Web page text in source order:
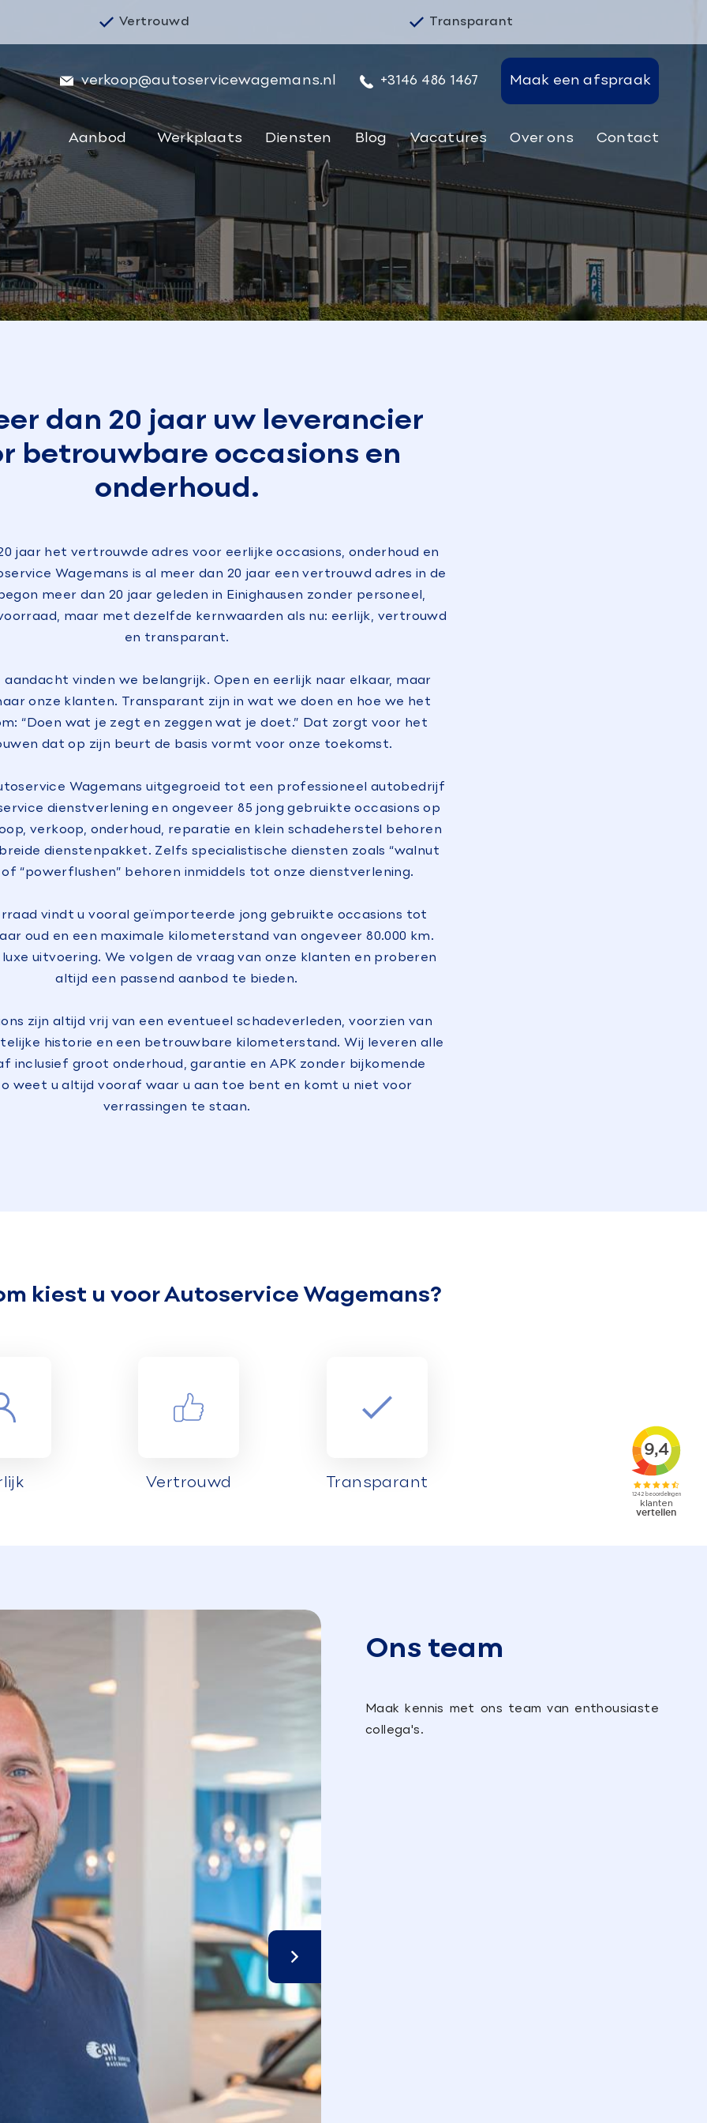
Vertrouwd Transparant
verkoop@autoservicewagemans.nl +3146 486 1467 Maak een afspraak
Aanbod Werkplaats Diensten Blog Vacatures Over ons Contact
dan 20 jaar uw leverancier
betrouwbare occasions en
onderhoud.
jaar het vertrouwde adres voor eerlijke occasions, onderhoud en
Wagemans is al meer dan 20 jaar een vertrouwd adres in de
meer dan 20 jaar geleden in Einighausen zonder personeel,
maar met dezelfde kernwaarden als nu: eerlijk, vertrouwd
en transparant.
aandacht vinden we belangrijk. Open en eerlijk naar elkaar, maar
onze klanten. Transparant zijn in wat we doen en hoe we het
“Doen wat je zegt en zeggen wat je doet.” Dat zorgt voor het
dat op zijn beurt de basis vormt voor onze toekomst.
Wagemans uitgegroeid tot een professioneel autobedrijf
dienstverlening en ongeveer 85 jong gebruikte occasions op
verkoop, onderhoud, reparatie en klein schadeherstel behoren
dienstenpakket. Zelfs specialistische diensten zoals “walnut
“powerflushen” behoren inmiddels tot onze dienstverlening.
vindt u vooral geïmporteerde jong gebruikte occasions tot
oud en een maximale kilometerstand van ongeveer 80.000 km.
luxe uitvoering. We volgen de vraag van onze klanten en proberen
altijd een passend aanbod te bieden.
zijn altijd vrij van een eventueel schadeverleden, voorzien van
historie en een betrouwbare kilometerstand. Wij leveren alle
inclusief groot onderhoud, garantie en APK zonder bijkomende
weet u altijd vooraf waar u aan toe bent en komt u niet voor
verrassingen te staan.
kiest u voor Autoservice Wagemans?
Vertrouwd Transparant
Ons team
Maak kennis met ons team van enthousiaste
collega's.